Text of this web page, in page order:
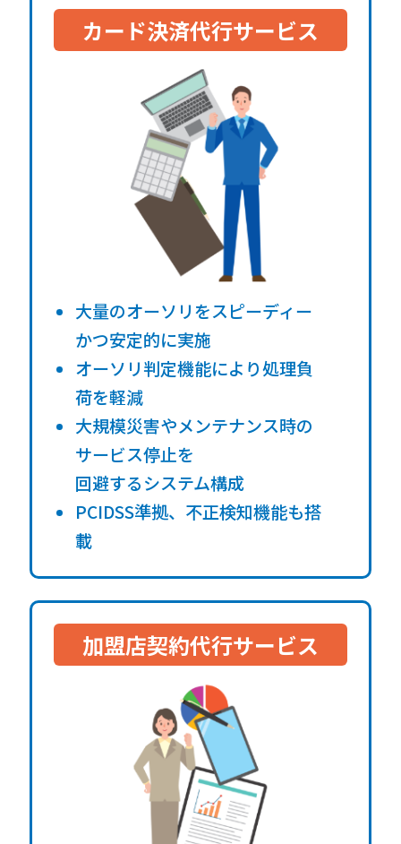
カード決済代行サービス
大量のオーソリをスピーディー
かつ安定的に実施
オーソリ判定機能により処理負
荷を軽減
大規模災害やメンテナンス時の
サービス停止を
回避するシステム構成
PCIDSS準拠、不正検知機能も搭
載
加盟店契約代行サービス